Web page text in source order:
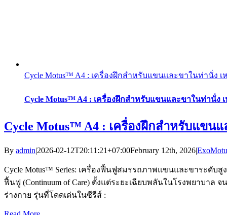
Cycle Motus™ A4 : เครื่องฝึกสำหรับแขนและขาในท่านั่ง
Cycle Motus™ A4 : เครื่องฝึกสำหรับแขนและขาในท่านั่ง
Cycle Motus™ A4 : เครื่องฝึกสำหรับแขน
By admin|2026-02-12T20:11:21+07:00February 12th, 2026|
Cycle Motus™ Series: เครื่องฟื้นฟูสมรรถภาพแขนและขาระดั
ฟื้นฟู (Continuum of Care) ตั้งแต่ระยะเฉียบพลันในโรงพยาบา
ร่างกาย รุ่นที่โดดเด่นในซีรีส์ :